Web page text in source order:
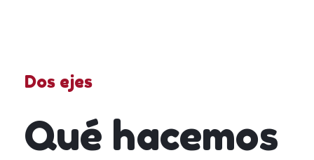
Dos ejes
Qué hacemos